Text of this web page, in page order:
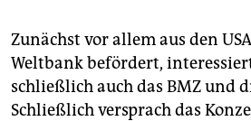
Zunächst vor allem aus den
Weltbank befördert,
schließlich auch das BMZ und
Schließlich versprach das